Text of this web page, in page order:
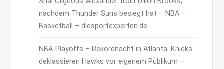
nachdem Thunder Suns besiegt hat – NBA –
Basketball – diesportexperten.de
NBA-Playoffs – Rekordnacht in Atlanta: Knicks
deklassieren Hawks vor eigenem Publikum –